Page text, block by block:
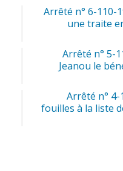
Arrêté n° 6-110-
une traite
Arrêté n° 5-
Jeanou le
Arrêté n°
fouilles à la liste